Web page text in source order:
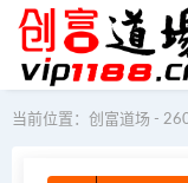
当前位置： 创富道场 -